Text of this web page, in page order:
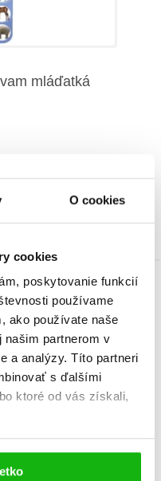
O cookies
cookies
poskytovanie funkcií
používame
ako používate naše
našim partnerom v
a analýzy. Títo partneri
s ďalšími
ktoré od vás získali,
mláďatká
leporelo